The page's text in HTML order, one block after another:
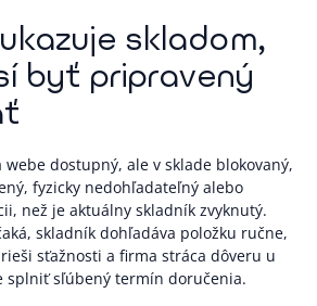
skladom,
byť pripravený
dostupný, ale v sklade blokovaný,
fyzicky nedohľadateľný alebo
než je aktuálny skladník zvyknutý.
skladník dohľadáva položku ručne,
sťažnosti a firma stráca dôveru u
splniť sľúbený termín doručenia.